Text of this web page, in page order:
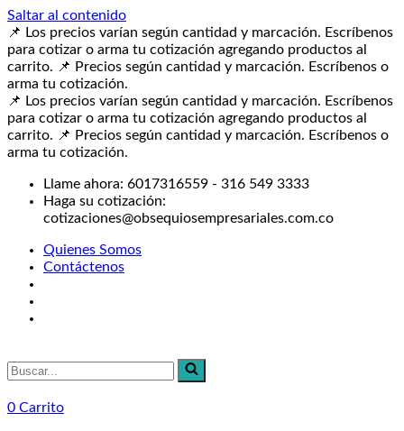
Saltar al contenido
📌 Los precios varían según cantidad y marcación. Escríbenos
para cotizar o arma tu cotización agregando productos al
carrito. 📌 Precios según cantidad y marcación. Escríbenos o
arma tu cotización.
📌 Los precios varían según cantidad y marcación. Escríbenos
para cotizar o arma tu cotización agregando productos al
carrito. 📌 Precios según cantidad y marcación. Escríbenos o
arma tu cotización.
Llame ahora: 6017316559 - 316 549 3333
Haga su cotización:
cotizaciones@obsequiosempresariales.com.co
Quienes Somos
Contáctenos
Buscar...
0 Carrito